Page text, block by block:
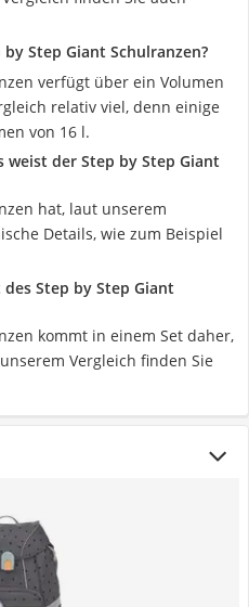
Step Giant Schulranzen?
verfügt über ein Volumen
relativ viel, denn einige
von 16 l.
weist der Step by Step Giant
hat, laut unserem
Details, wie zum Beispiel
Step by Step Giant
kommt in einem Set daher,
Vergleich finden Sie